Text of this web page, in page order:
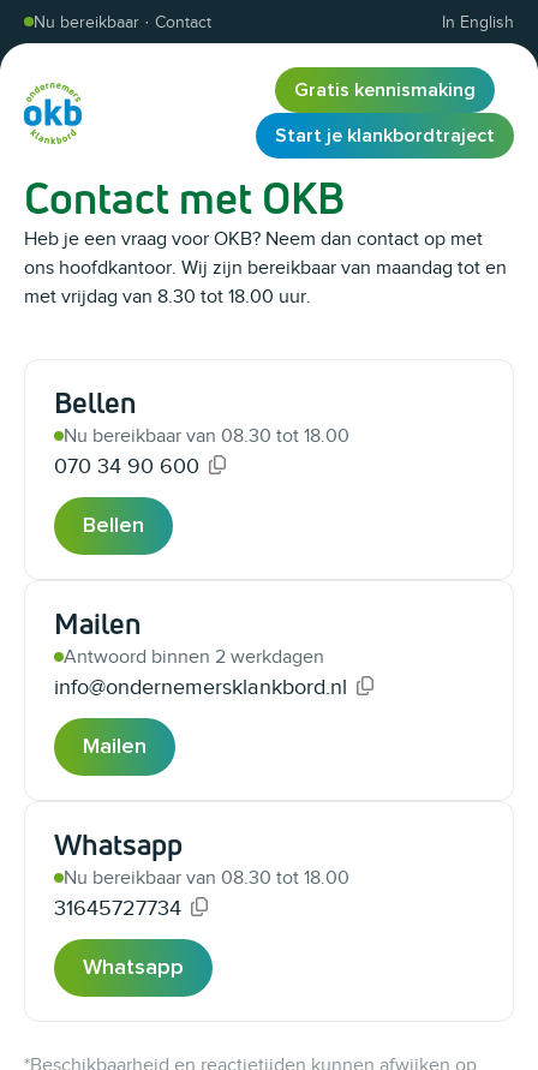
Overslaan en inhoud weergeven
Nu bereikbaar · Contact In English
Gratis kennismaking
Start je klankbordtraject
Contact met OKB
Heb je een vraag voor OKB? Neem dan contact op met
ons hoofdkantoor. Wij zijn bereikbaar van maandag tot en
met vrijdag van 8.30 tot 18.00 uur.
Bellen
Nu bereikbaar van 08.30 tot 18.00
070 34 90 600
Gekopieerd!
Bellen
Mailen
Antwoord binnen 2 werkdagen
info@ondernemersklankbord.nl
Gekopieerd!
Mailen
Whatsapp
Nu bereikbaar van 08.30 tot 18.00
31645727734
Gekopieerd!
Whatsapp
*Beschikbaarheid en reactietijden kunnen afwijken op